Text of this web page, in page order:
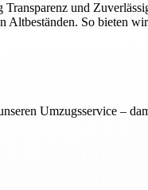
und
So bieten
Umzugsservice –